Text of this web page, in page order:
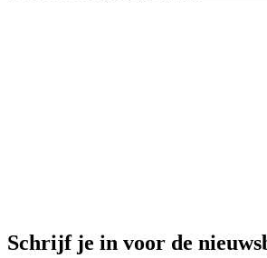
Schrijf je in voor de